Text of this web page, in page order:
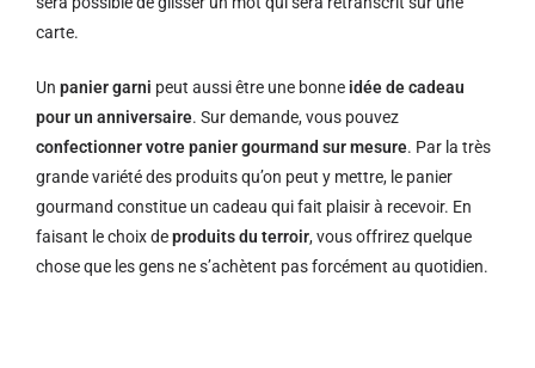
carte.
Un panier garni peut aussi être une bonne idée de cadeau
pour un anniversaire. Sur demande, vous pouvez
confectionner votre panier gourmand sur mesure. Par la très
grande variété des produits qu’on peut y mettre, le panier
gourmand constitue un cadeau qui fait plaisir à recevoir. En
faisant le choix deproduits du terroir, vous offrirez quelque
chose que les gens ne s’achètent pas forcément au quotidien.